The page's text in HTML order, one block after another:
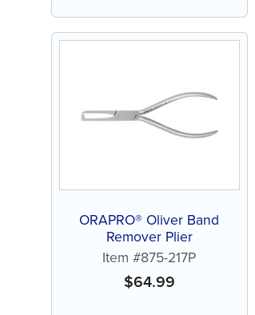
ORAPRO® Oliver Band
Remover Plier
Item #875-217P
$64.99